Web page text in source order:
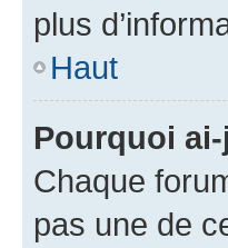
plus
Haut
Pourquoi
Chaque
pas une de